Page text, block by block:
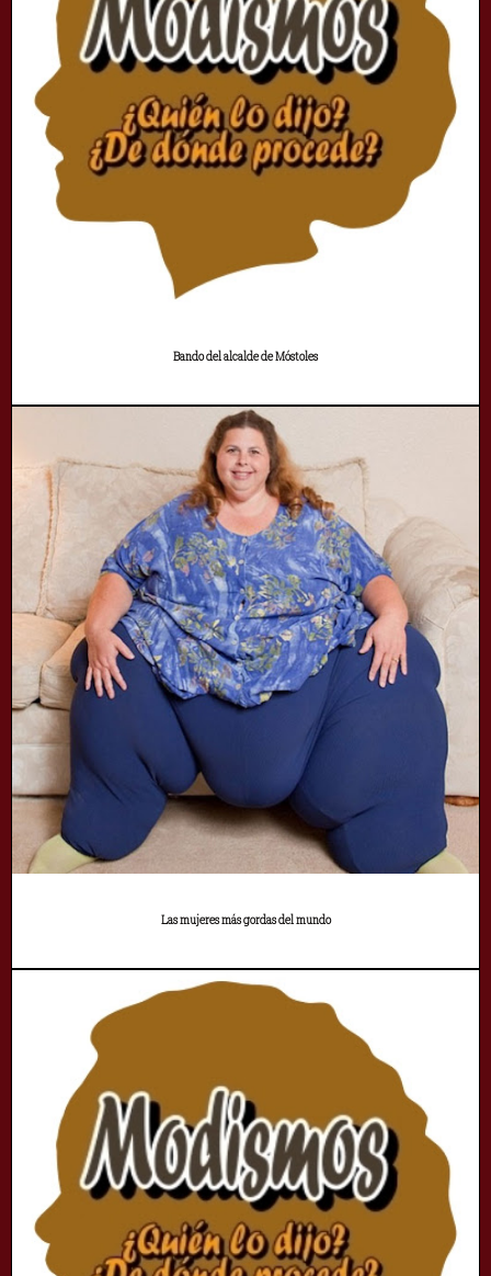
Bando del alcalde de Móstoles
Las mujeres más gordas del mundo